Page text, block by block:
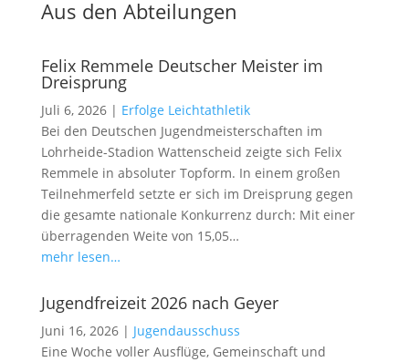
Aus den Abteilungen
Felix Remmele Deutscher Meister im
Dreisprung
Juli 6, 2026| Erfolge Leichtathletik
Bei den Deutschen Jugendmeisterschaften im
Lohrheide-Stadion Wattenscheid zeigte sich Felix
Remmele in absoluter Topform. In einem großen
Teilnehmerfeld setzte er sich im Dreisprung gegen
die gesamte nationale Konkurrenz durch: Mit einer
überragenden Weite von 15,05…
mehr lesen…
Jugendfreizeit 2026 nach Geyer
Juni 16, 2026| Jugendausschuss
Eine Woche voller Ausflüge, Gemeinschaft und